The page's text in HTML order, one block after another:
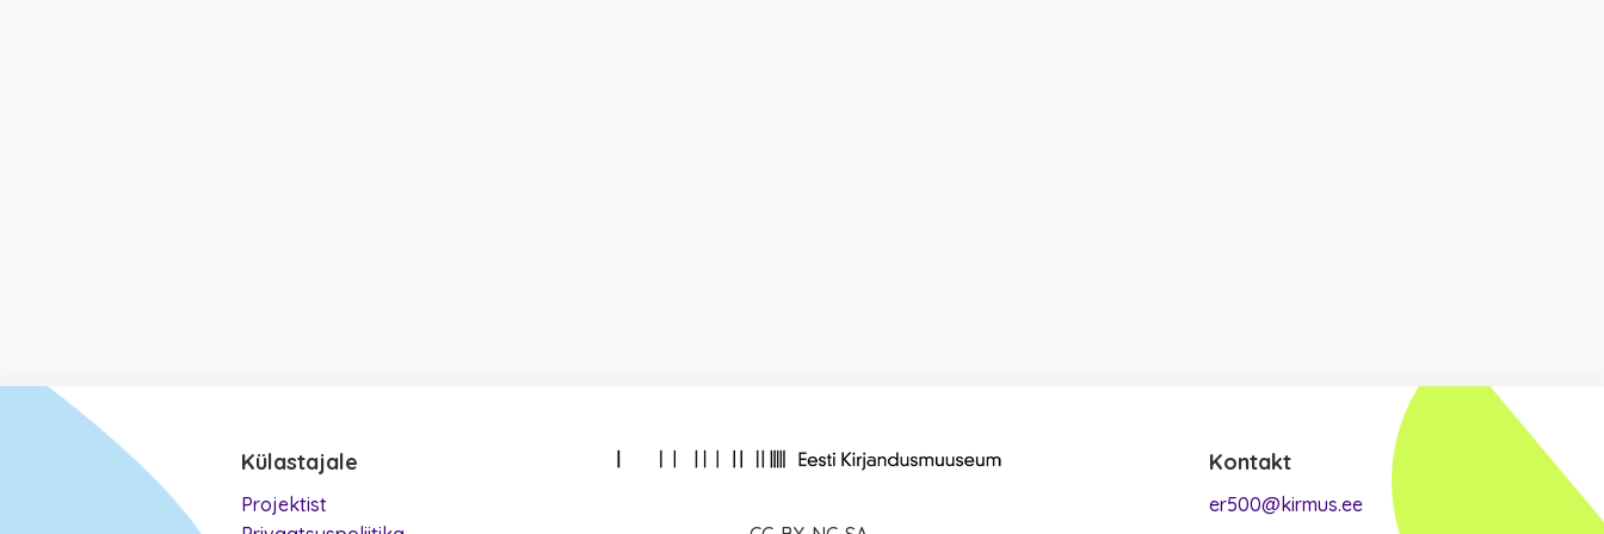
Külastajale
Projektist
Kontakt
er500@kirmus.ee